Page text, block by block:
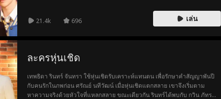
21.4k 696 เล่น
ละครหุ่นเชิด
เทพธิดา รินทร์ จันทรา ใช้หุ่นเชิดรับเคราะห์แทนตน เพื่อรักษาคำสัญญาพันปี
กับคนรักในภพก่อน ศรัณย์ นทีวัฒน์ เมื่อหุ่นเชิดแตกสลาย เขาจึงเริ่มตาม
หาความจริงด้วยหัวใจที่แหลกสลาย ขณะเดียวกัน รินทร์ได้พบกับ กวิน ภัทร